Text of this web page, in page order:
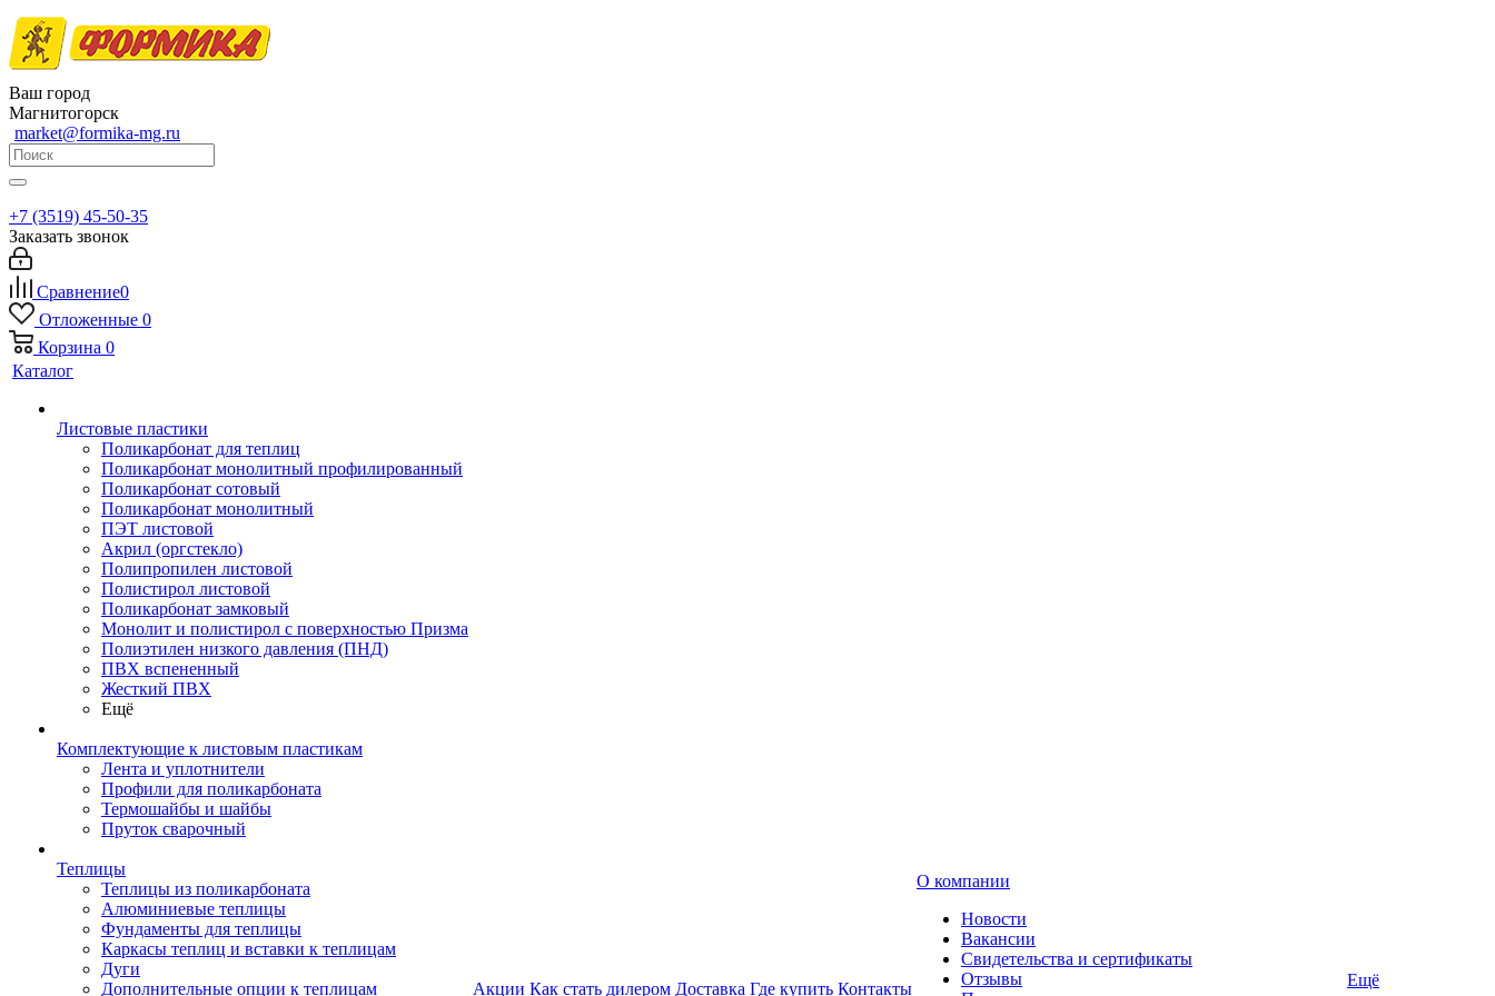
Ваш город
Магнитогорск
market@formika-mg.ru
+7 (3519) 45-50-35
Заказать звонок
Сравнение0
Отложенные 0
Корзина 0
Каталог
Листовые пластики
Поликарбонат для теплиц
Поликарбонат монолитный профилированный
Поликарбонат сотовый
Поликарбонат монолитный
ПЭТ листовой
Акрил (оргстекло)
Полипропилен листовой
Полистирол листовой
Поликарбонат замковый
Монолит и полистирол с поверхностью Призма
Полиэтилен низкого давления (ПНД)
ПВХ вспененный
Жесткий ПВХ
Ещё
Комплектующие к листовым пластикам
Лента и уплотнители
Профили для поликарбоната
Термошайбы и шайбы
Пруток сварочный
Теплицы
Теплицы из поликарбоната
Алюминиевые теплицы
Фундаменты для теплицы
Каркасы теплиц и вставки к теплицам
Дуги
Дополнительные опции к теплицам
Акции Как стать дилером Доставка Где купить Контакты
О компании
Новости
Вакансии
Свидетельства и сертификаты
Отзывы
Ещё